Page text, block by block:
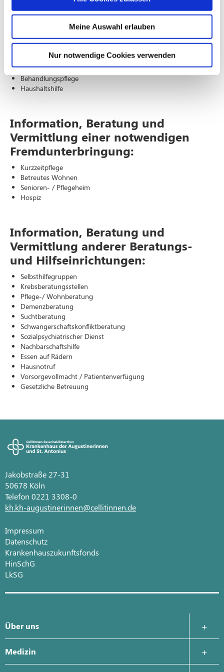
Meine Auswahl erlauben
Nur notwendige Cookies verwenden
Antrag auf Anerkennung einer Pflegestufe / Erstantrag
Hinzuziehen eines (Palliativ-)Pflegedienstes
Pflegehilfsmittelversorgung
Essen auf Rädern
Vermittlung ambulanter Hospizdienste
Behandlungspflege
Haushaltshilfe
Information, Beratung und
Vermittlung einer notwendigen
Fremdunterbringung:
Kurzzeitpflege
Betreutes Wohnen
Senioren- / Pflegeheim
Hospiz
Information, Beratung und
Vermittlung anderer Beratungs-
und Hilfseinrichtungen:
Selbsthilfegruppen
Krebsberatungsstellen
Pflege-/ Wohnberatung
Demenzberatung
Suchtberatung
Schwangerschaftskonfliktberatung
Sozialpsychiatrischer Dienst
Nachbarschaftshilfe
Essen auf Rädern
Hausnotruf
Vorsorgevollmacht / Patientenverfügung
Gesetzliche Betreuung
Jakobstraße 27-31
50678 Köln
Telefon 0221 3308-0
kh.kh-augustinerinnen@cellitinnen.de
Impressum
Datenschutz
Krankenhauszukunftsfonds
HinSchG
LkSG
Über uns
Krankenhausleitung
Medizin